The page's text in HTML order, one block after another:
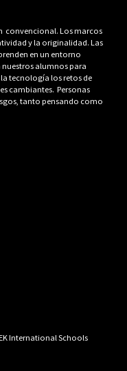
convencional. Los marcos
y la originalidad. Las
en un entorno
alumnos para
tecnología los retos de
cambiantes. Personas
tanto pensando como